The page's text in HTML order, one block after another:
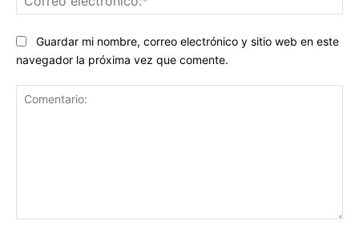
Guardar mi nombre, correo electrónico y sitio web en este
navegador la próxima vez que comente.